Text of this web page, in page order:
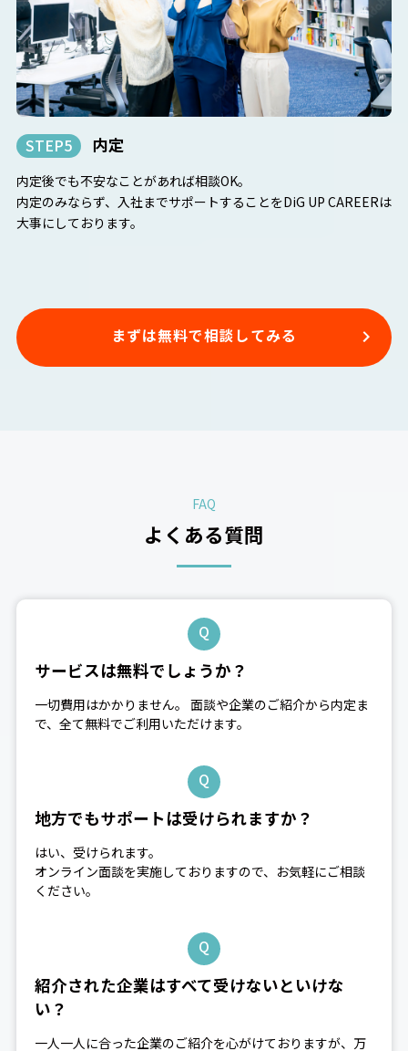
STEP5 内定
内定後でも不安なことがあれば相談OK。
内定のみならず、入社までサポートすることをDiG UP CAREERは
大事にしております。
まずは無料で相談してみる
FAQ
よくある質問
Q
サービスは無料でしょうか？
一切費用はかかりません。 面談や企業のご紹介から内定ま
で、全て無料でご利用いただけます。
Q
地方でもサポートは受けられますか？
はい、受けられます。
オンライン面談を実施しておりますので、お気軽にご相談
ください。
Q
紹介された企業はすべて受けないといけな
い？
一人一人に合った企業のご紹介を心がけておりますが、万